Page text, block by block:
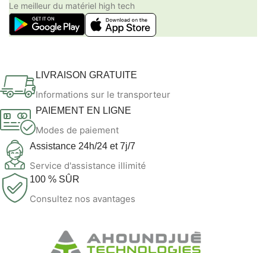
Le meilleur du matériel high tech
LIVRAISON GRATUITE
Informations sur le transporteur
PAIEMENT EN LIGNE
Modes de paiement
Assistance 24h/24 et 7j/7
Service d'assistance illimité
100 % SÛR
Consultez nos avantages